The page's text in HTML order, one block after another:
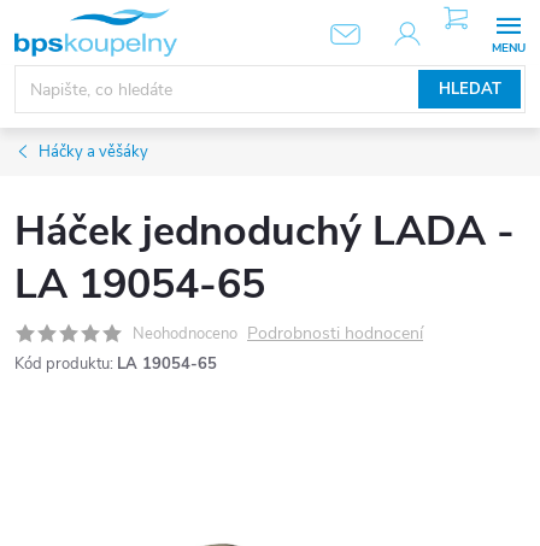
obsah
HLEDAT
NÁKUPNÍ
KOŠÍK
Háčky a věšáky
Háček jednoduchý LADA -
LA 19054-65
Neohodnoceno Podrobnosti hodnocení
Kód produktu: LA 19054-65